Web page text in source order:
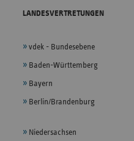
LANDESVERTRETUNGEN
vdek - Bundesebene
Baden-Württemberg
Bayern
Berlin/Brandenburg
Niedersachsen